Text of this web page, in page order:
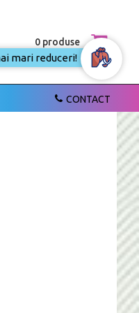
0 produse
CONTACT
mari reduceri!